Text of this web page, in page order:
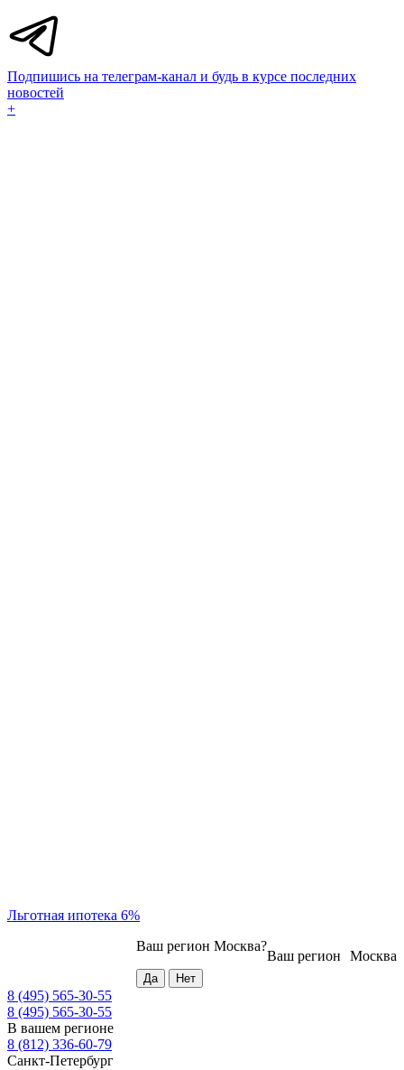
Подпишись на телеграм-канал и будь в курсе последних
новостей
+
Льготная ипотека 6%
Москва
Ваш регион
Ваш регион Москва?
8 (495) 565-30-55
8 (495) 565-30-55
В вашем регионе
8 (812) 336-60-79
Санкт-Петербург